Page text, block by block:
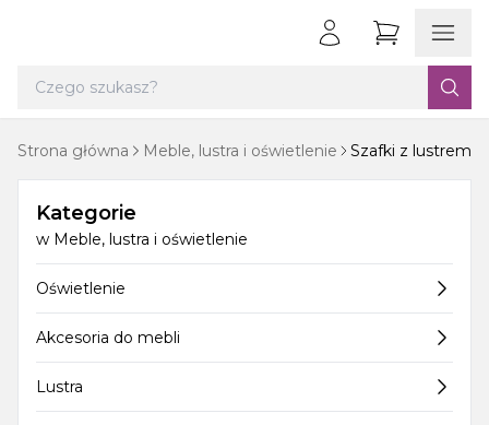
Strona główna Meble, lustra i oświetlenie Szafki z lustrem
Kategorie
w Meble, lustra i oświetlenie
Oświetlenie
Akcesoria do mebli
Lustra